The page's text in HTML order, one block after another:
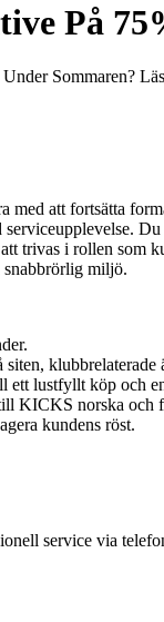
På
Sommaren?
med att fortsätta
trivas i rollen
snabbrörlig miljö.
klubbrelaterade
ett lustfyllt köp och
KICKS norska och
kundens röst.
service via